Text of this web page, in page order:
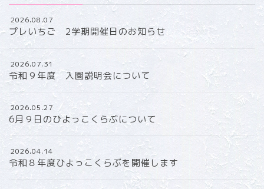
2026.08.07
プレいちご 2学期開催日のお知らせ
2026.07.31
令和９年度 入園説明会について
2026.05.27
6月９日のひよっこくらぶについて
2026.04.14
令和８年度ひよっこくらぶを開催します